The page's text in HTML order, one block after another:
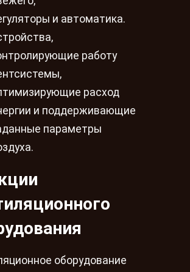
и автоматика.
работу
расход
и поддерживающие
параметры
оборудование